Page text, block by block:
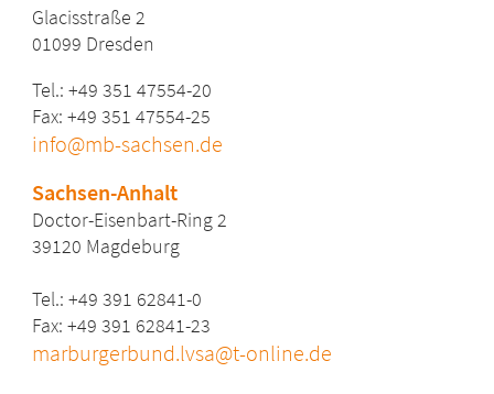
Glacisstraße 2
01099 Dresden
Tel.: +49 351 47554-20
Fax: +49 351 47554-25
info@mb-sachsen.de
Sachsen-Anhalt
Doctor-Eisenbart-Ring 2
39120 Magdeburg
Tel.: +49 391 62841-0
Fax: +49 391 62841-23
marburgerbund.lvsa@t-online.de